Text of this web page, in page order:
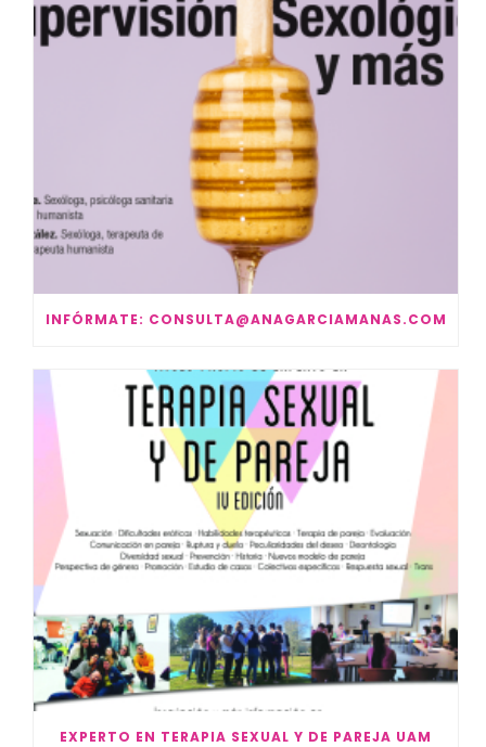
INFÓRMATE: CONSULTA@ANAGARCIAMANAS.COM
EXPERTO EN TERAPIA SEXUAL Y DE PAREJA UAM